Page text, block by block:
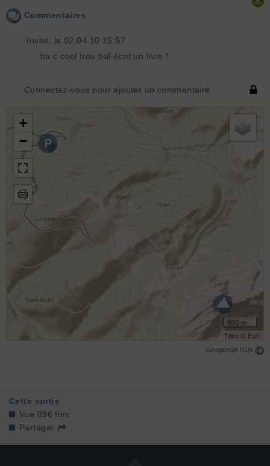
Commentaires
Invité , le 02.04.10 15:57
ba c cool trou bal écrit un livre !
Connectez-vous pour ajouter un commentaire
+
−
500 m
Tiles © Esri
Géoportail IGN
Cette sortie
Vue 896 fois
Partager